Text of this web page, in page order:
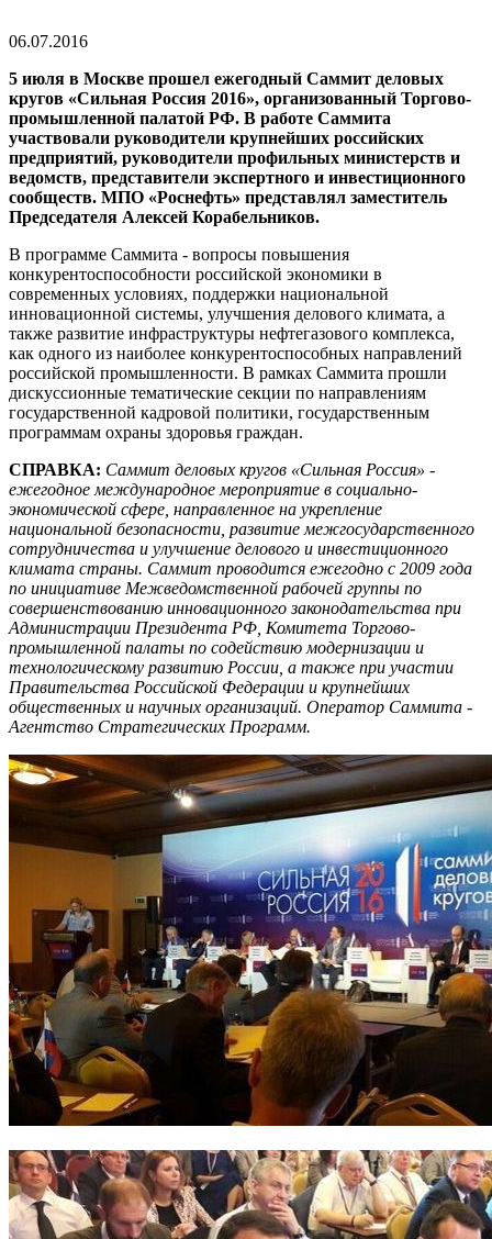
06.07.2016
5 июля в Москве прошел ежегодный Саммит деловых
кругов «Сильная Россия 2016», организованный Торгово-
промышленной палатой РФ. В работе Саммита
участвовали руководители крупнейших российских
предприятий, руководители профильных министерств и
ведомств, представители экспертного и инвестиционного
сообществ. МПО «Роснефть» представлял заместитель
Председателя Алексей Корабельников.
В программе Саммита - вопросы повышения
конкурентоспособности российской экономики в
современных условиях, поддержки национальной
инновационной системы, улучшения делового климата, а
также развитие инфраструктуры нефтегазового комплекса,
как одного из наиболее конкурентоспособных направлений
российской промышленности. В рамках Саммита прошли
дискуссионные тематические секции по направлениям
государственной кадровой политики, государственным
программам охраны здоровья граждан.
СПРАВКА: Саммит деловых кругов «Сильная Россия» -
ежегодное международное мероприятие в социально-
экономической сфере, направленное на укрепление
национальной безопасности, развитие межгосударственного
сотрудничества и улучшение делового и инвестиционного
климата страны. Саммит проводится ежегодно с 2009 года
по инициативе Межведомственной рабочей группы по
совершенствованию инновационного законодательства при
Администрации Президента РФ, Комитета Торгово-
промышленной палаты по содействию модернизации и
технологическому развитию России, а также при участии
Правительства Российской Федерации и крупнейших
общественных и научных организаций. Оператор Саммита -
Агентство Стратегических Программ.